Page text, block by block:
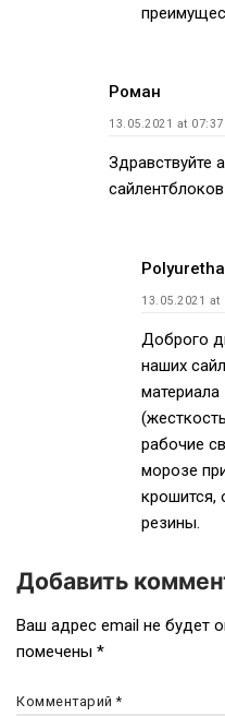
Роман
13.05.2021 at 07:37
Здравствуйте
13.05.2021 at
Доброго
наших
рабочие
морозе
крошится,
резины.
Добавить
Ваш адрес email не будет
помечены *
Комментарий*